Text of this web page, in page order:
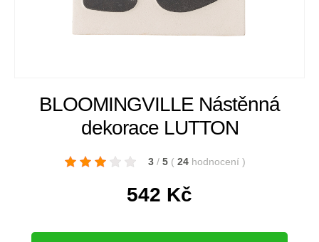
BLOOMINGVILLE Nástěnná
dekorace LUTTON
3 / 5 ( 24 hodnocení )
542 Kč